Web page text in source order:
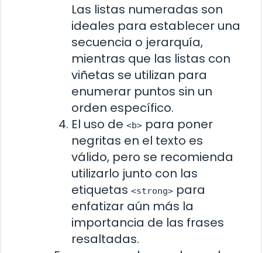
Las listas numeradas son
ideales para establecer una
secuencia o jerarquía,
mientras que las listas con
viñetas se utilizan para
enumerar puntos sin un
orden específico.
El uso de <b> para poner
negritas en el texto es
válido, pero se recomienda
utilizarlo junto con las
etiquetas <strong> para
enfatizar aún más la
importancia de las frases
resaltadas.